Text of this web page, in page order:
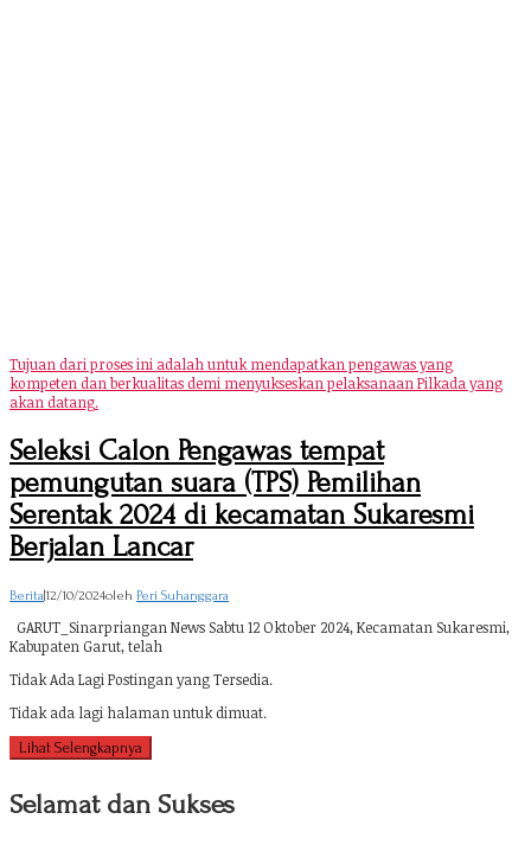
Tujuan dari proses ini adalah untuk mendapatkan pengawas yang
kompeten dan berkualitas demi menyukseskan pelaksanaan Pilkada yang
akan datang.
Seleksi Calon Pengawas tempat
pemungutan suara (TPS) Pemilihan
Serentak 2024 di kecamatan Sukaresmi
Berjalan Lancar
Berita12/10/2024oleh Peri Suhanggara
GARUT_Sinarpriangan News Sabtu 12 Oktober 2024, Kecamatan Sukaresmi,
Kabupaten Garut, telah
Tidak Ada Lagi Postingan yang Tersedia.
Tidak ada lagi halaman untuk dimuat.
Lihat Selengkapnya
Selamat dan Sukses